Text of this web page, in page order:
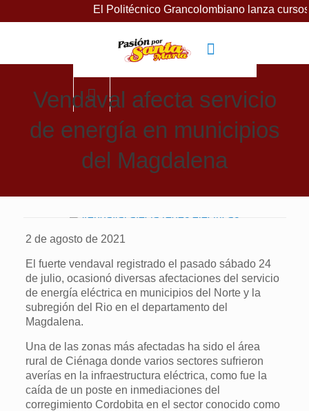
El Politécnico Grancolombiano lanza cursos gratuitos
Vendaval afecta servicio
de energía en municipios
del Magdalena
2 de agosto de 2021
El fuerte vendaval registrado el pasado sábado 24
de julio, ocasionó diversas afectaciones del servicio
de energía eléctrica en municipios del Norte y la
subregión del Rio en el departamento del
Magdalena.
Una de las zonas más afectadas ha sido el área
rural de Ciénaga donde varios sectores sufrieron
averías en la infraestructura eléctrica, como fue la
caída de un poste en inmediaciones del
corregimiento Cordobita en el sector conocido como